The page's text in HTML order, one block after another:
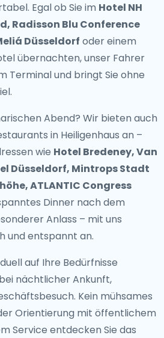
Egal ob Sie im Hotel NH
Radisson Blu Conference
Düsseldorf oder einem
übernachten, unser Fahrer
Terminal und bringt Sie ohne
Abend? Wir bieten auch
in Heiligenhaus an –
wie Hotel Bredeney, Van
Düsseldorf, Mintrops Stadt
ATLANTIC Congress
Dinner nach dem
Anlass – mit uns
und entspannt an.
auf Ihre Bedürfnisse
nächtlicher Ankunft,
Kein mühsames
Orientierung mit öffentlichem
Service entdecken Sie das